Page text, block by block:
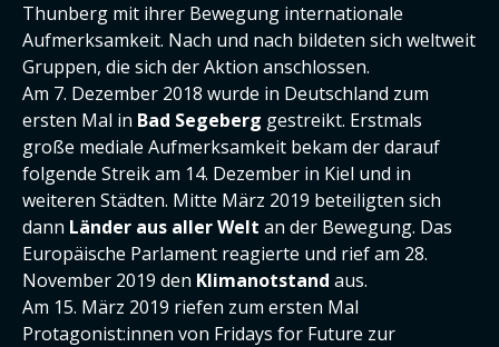
Thunberg mit ihrer Bewegung internationale
Aufmerksamkeit. Nach und nach bildeten sich weltweit
Gruppen, die sich der Aktion anschlossen.
Am 7. Dezember 2018 wurde in Deutschland zum
ersten Mal in Bad Segeberg gestreikt. Erstmals
große mediale Aufmerksamkeit bekam der darauf
folgende Streik am 14. Dezember in Kiel und in
weiteren Städten. Mitte März 2019 beteiligten sich
dann Länder aus aller Welt an der Bewegung. Das
Europäische Parlament reagierte und rief am 28.
November 2019 den Klimanotstand aus.
Am 15. März 2019 riefen zum ersten Mal
Protagonist:innen von Fridays for Future zur